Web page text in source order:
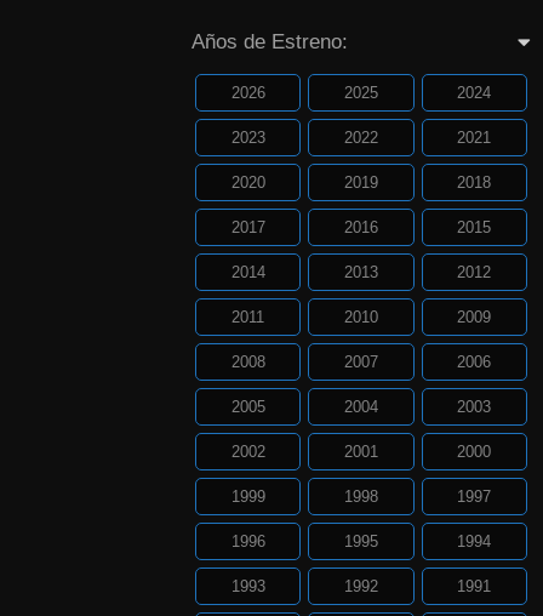
Años de Estreno:
2026 2025 2024
2023 2022 2021
2020 2019 2018
2017 2016 2015
2014 2013 2012
2011 2010 2009
2008 2007 2006
2005 2004 2003
2002 2001 2000
1999 1998 1997
1996 1995 1994
1993 1992 1991